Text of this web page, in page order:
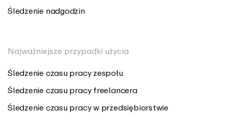
Śledzenie nadgodzin
Najważniejsze przypadki użycia
Śledzenie czasu pracy zespołu
Śledzenie czasu pracy freelancera
Śledzenie czasu pracy w przedsiębiorstwie